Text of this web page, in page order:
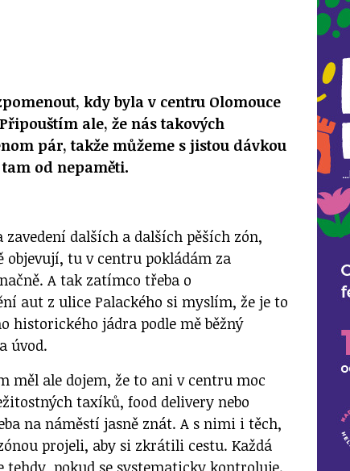
kdy byla v centru Olomouce
ale, že nás takových
pár, takže můžeme s jistou dávkou
od nepaměti.
dalších a dalších pěších zón,
objevují, tu v centru pokládám za
A tak zatímco třeba o
aut z ulice Palackého si myslím, že je to
historického jádra podle mě běžný
úvod.
měl ale dojem, že to ani v centru moc
taxíků, food delivery nebo
na náměstí jasně znát. A s nimi i těch,
projeli, aby si zkrátili cestu. Každá
tehdy, pokud se systematicky kontroluje.